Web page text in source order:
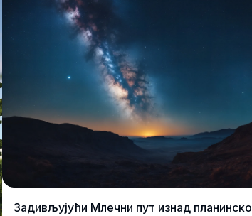
оштрим визуелним приказима. Идеално за
природе који траже упадљиву позадину
Задивљујући Млечни пут изнад